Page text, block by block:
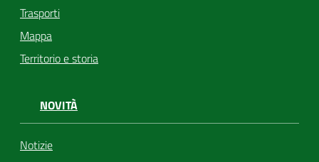
Trasporti
Mappa
Territorio e storia
NOVITÀ
Notizie